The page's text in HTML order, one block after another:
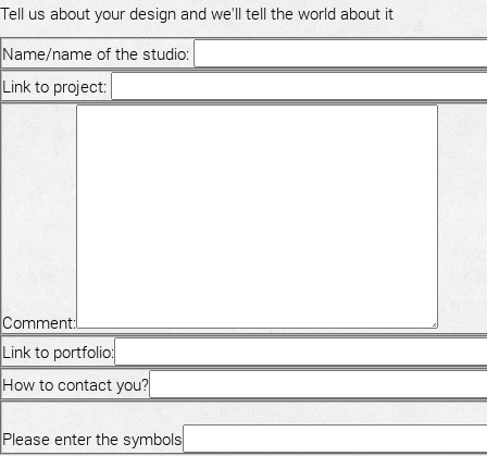
Tell us about your design and we'll tell the world about it
Name/name of the studio:
Link to project:
Comment:
Link to portfolio:
How to contact you?
Please enter the symbols